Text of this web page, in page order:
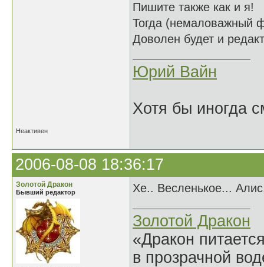
Пишите также как и я!
Тогда (немаловажный
Доволен будет и
Юрий Вайн
Хотя бы иногда
Неактивен
2006-08-08 18:36:17
Золотой Дракон
Бывший редактор Хе.. Весленькое...
Золотой Дракон
«Дракон
в прозрачной